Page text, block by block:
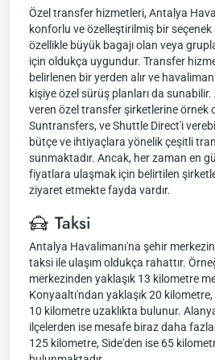
Özel transfer hizmetleri, Antalya
konforlu ve özelleştirilmiş bir
özellikle büyük bagajı olan veya
için oldukça uygundur. Transfer
belirlenen bir yerden alır ve
kişiye özel sürüş planları da
veren özel transfer şirketlerine örnek
Suntransfers, ve Shuttle Direct'i
bütçe ve ihtiyaçlara yönelik çeşitli
sunmaktadır. Ancak, her zaman en
fiyatlara ulaşmak için belirtilen
ziyaret etmekte fayda vardır.
Taksi
Antalya Havalimanı'na şehir
taksi ile ulaşım oldukça rahattır.
merkezinden yaklaşık 13 kilometre
Konyaaltı'ndan yaklaşık 20
10 kilometre uzaklıkta bulunur.
ilçelerden ise mesafe biraz daha
125 kilometre, Side'den ise 65